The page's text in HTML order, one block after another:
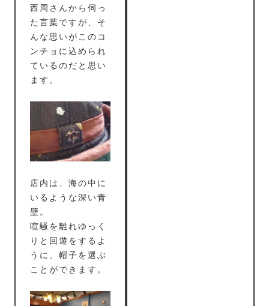
西周さんから伺っ
た言葉ですが、そ
んな思いがこのコ
ンチョに込められ
ているのだと思い
ます。
店内は、海の中に
いるような深い青
壁。
喧騒を離れゆっく
りと回遊をするよ
うに、帽子を選ぶ
ことができます。